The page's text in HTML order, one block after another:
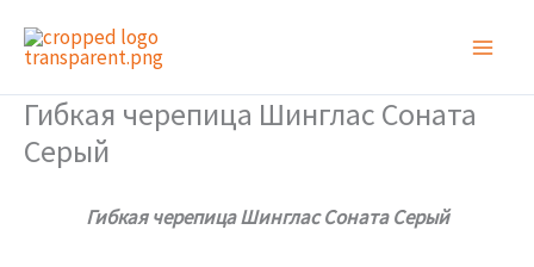
Гибкая черепица Шинглас Соната
Серый
Гибкая черепица Шинглас Соната Серый